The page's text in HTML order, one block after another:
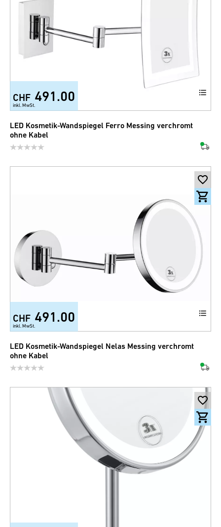
CHF 491.00
inkl. MwSt.
LED Kosmetik-Wandspiegel Ferro Messing verchromt
ohne Kabel
CHF 491.00
inkl. MwSt.
LED Kosmetik-Wandspiegel Nelas Messing verchromt
ohne Kabel